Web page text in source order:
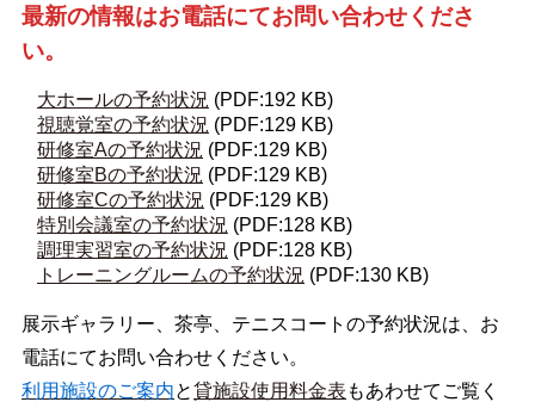
最新の情報はお電話にてお問い合わせくださ
い。
大ホールの予約状況 (PDF:192 KB)
視聴覚室の予約状況 (PDF:129 KB)
研修室Aの予約状況 (PDF:129 KB)
研修室Bの予約状況 (PDF:129 KB)
研修室Cの予約状況 (PDF:129 KB)
特別会議室の予約状況 (PDF:128 KB)
調理実習室の予約状況 (PDF:128 KB)
トレーニングルームの予約状況 (PDF:130 KB)
展示ギャラリー、茶亭、テニスコートの予約状況は、お
電話にてお問い合わせください。
利用施設のご案内と貸施設使用料金表 もあわせてご覧く